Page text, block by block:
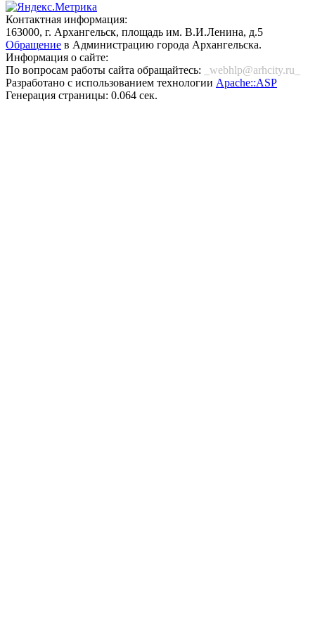
Контактная информация:
163000, г. Архангельск, площадь им. В.И.Ленина, д.5
Обращение в Администрацию города Архангельска.
Информация о сайте:
По вопросам работы сайта обращайтесь:
_webhlp@arhcity.ru_
Разработано с использованием технологии Apache::ASP
Генерация страницы: 0.064 сек.